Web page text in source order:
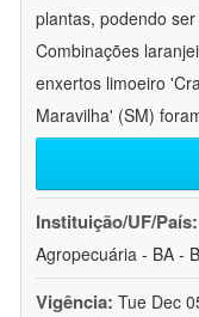
plantas, podendo
Combinações
enxertos limoeiro
Maravilha' (SM)
Instituição/UF/País:
Agropecuária - BA -
Vigência: Tue Dec